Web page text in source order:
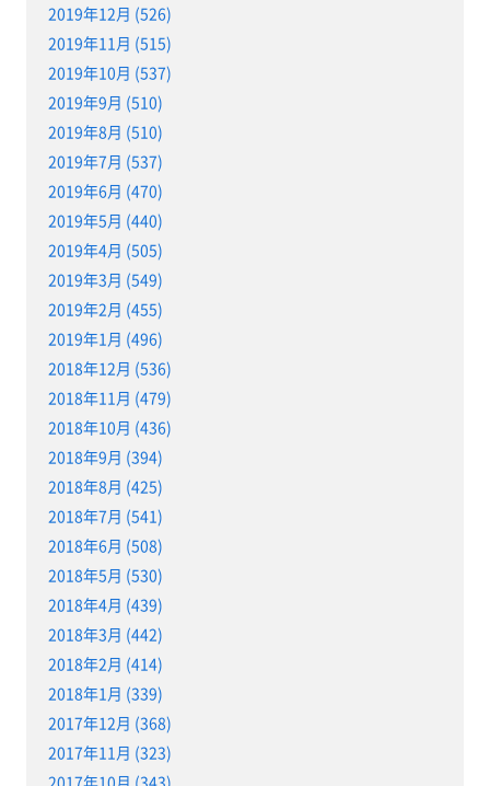
2019年12月 (526)
2019年11月 (515)
2019年10月 (537)
2019年9月 (510)
2019年8月 (510)
2019年7月 (537)
2019年6月 (470)
2019年5月 (440)
2019年4月 (505)
2019年3月 (549)
2019年2月 (455)
2019年1月 (496)
2018年12月 (536)
2018年11月 (479)
2018年10月 (436)
2018年9月 (394)
2018年8月 (425)
2018年7月 (541)
2018年6月 (508)
2018年5月 (530)
2018年4月 (439)
2018年3月 (442)
2018年2月 (414)
2018年1月 (339)
2017年12月 (368)
2017年11月 (323)
2017年10月 (343)